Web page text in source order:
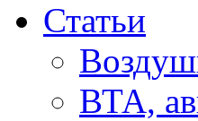
Статьи
ВТА,